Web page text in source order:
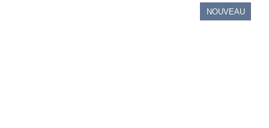
NOUVEAU